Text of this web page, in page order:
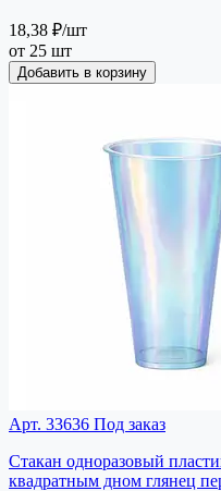
18,38 ₽/шт
от 25 шт
Добавить в корзину
Арт. 33636 Под заказ
Стакан одноразовый
квадратным дном глянец